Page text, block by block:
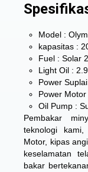
Model :
kapasitas :
Fuel : Solar
Light Oil :
Power
Power
Oil Pump :
Pembakar
teknologi
Motor, kipas
keselamatan
bakar